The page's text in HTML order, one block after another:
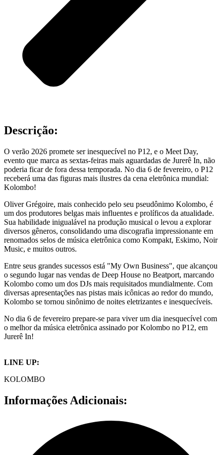
Descrição:
O verão 2026 promete ser inesquecível no P12, e o Meet Day,
evento que marca as sextas-feiras mais aguardadas de Jurerê In, não
poderia ficar de fora dessa temporada. No dia 6 de fevereiro, o P12
receberá uma das figuras mais ilustres da cena eletrônica mundial:
Kolombo!
Oliver Grégoire, mais conhecido pelo seu pseudônimo Kolombo, é
um dos produtores belgas mais influentes e prolíficos da atualidade.
Sua habilidade inigualável na produção musical o levou a explorar
diversos gêneros, consolidando uma discografia impressionante em
renomados selos de música eletrônica como Kompakt, Eskimo, Noir
Music, e muitos outros.
Entre seus grandes sucessos está "My Own Business", que alcançou
o segundo lugar nas vendas de Deep House no Beatport, marcando
Kolombo como um dos DJs mais requisitados mundialmente. Com
diversas apresentações nas pistas mais icônicas ao redor do mundo,
Kolombo se tornou sinônimo de noites eletrizantes e inesquecíveis.
No dia 6 de fevereiro prepare-se para viver um dia inesquecível com
o melhor da música eletrônica assinado por Kolombo no P12, em
Jurerê In!
LINE UP:
KOLOMBO
Informações Adicionais: